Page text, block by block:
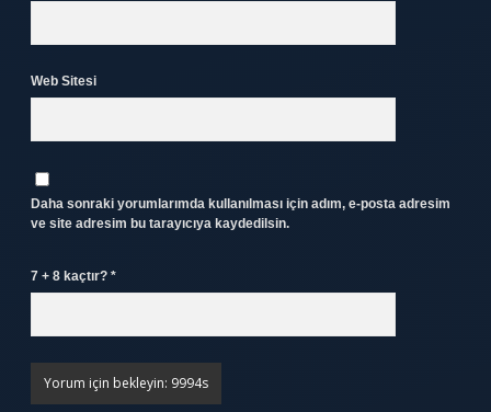
Web Sitesi
Daha sonraki yorumlarımda kullanılması için adım, e-posta adresim
ve site adresim bu tarayıcıya kaydedilsin.
7 + 8 kaçtır? *